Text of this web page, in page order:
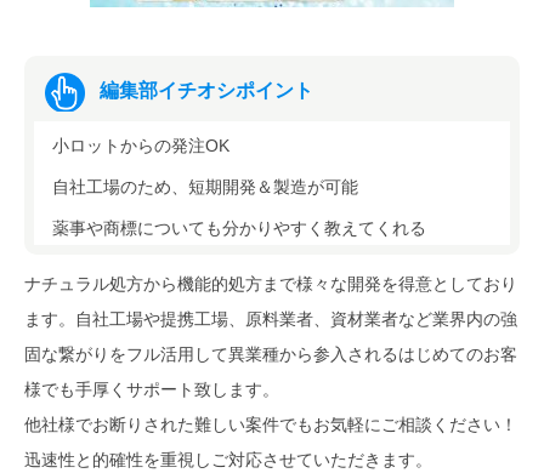
編集部イチオシポイント
小ロットからの発注OK
自社工場のため、短期開発＆製造が可能
薬事や商標についても分かりやすく教えてくれる
ナチュラル処方から機能的処方まで様々な開発を得意としており
ます。自社工場や提携工場、原料業者、資材業者など業界内の強
固な繋がりをフル活用して異業種から参入されるはじめてのお客
様でも手厚くサポート致します。
他社様でお断りされた難しい案件でもお気軽にご相談ください！
迅速性と的確性を重視しご対応させていただきます。